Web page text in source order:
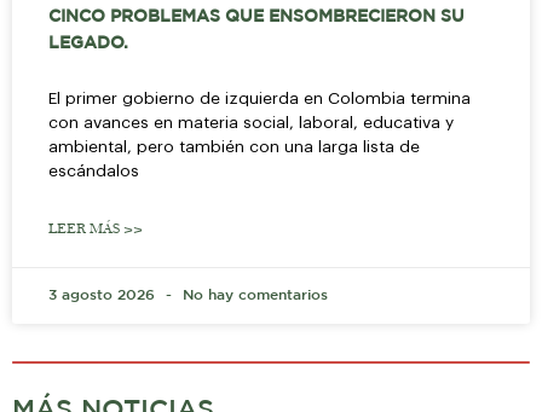
CINCO PROBLEMAS QUE ENSOMBRECIERON SU
LEGADO.
El primer gobierno de izquierda en Colombia termina
con avances en materia social, laboral, educativa y
ambiental, pero también con una larga lista de
escándalos
LEER MÁS >>
3 agosto 2026 No hay comentarios